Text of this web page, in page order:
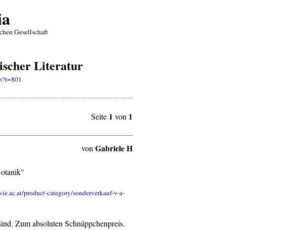
Gesellschaft
Literatur
Seite 1 von 1
von Gabriele H
Zum absoluten Schnäppchenpreis.